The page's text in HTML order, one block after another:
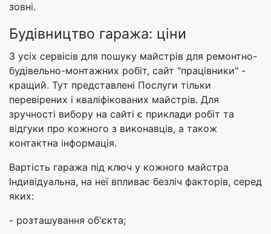
зовні.
Будівництво гаража: ціни
З усіх сервісів для пошуку майстрів для ремонтно-
будівельно-монтажних робіт, сайт "працівники" -
кращий. Тут представлені Послуги тільки
перевірених і кваліфікованих майстрів. Для
зручності вибору на сайті є приклади робіт та
відгуки про кожного з виконавців, а також
контактна інформація.
Вартість гаража під ключ у кожного майстра
Індивідуальна, на неї впливає безліч факторів, серед
яких:
- розташування об'єкта;